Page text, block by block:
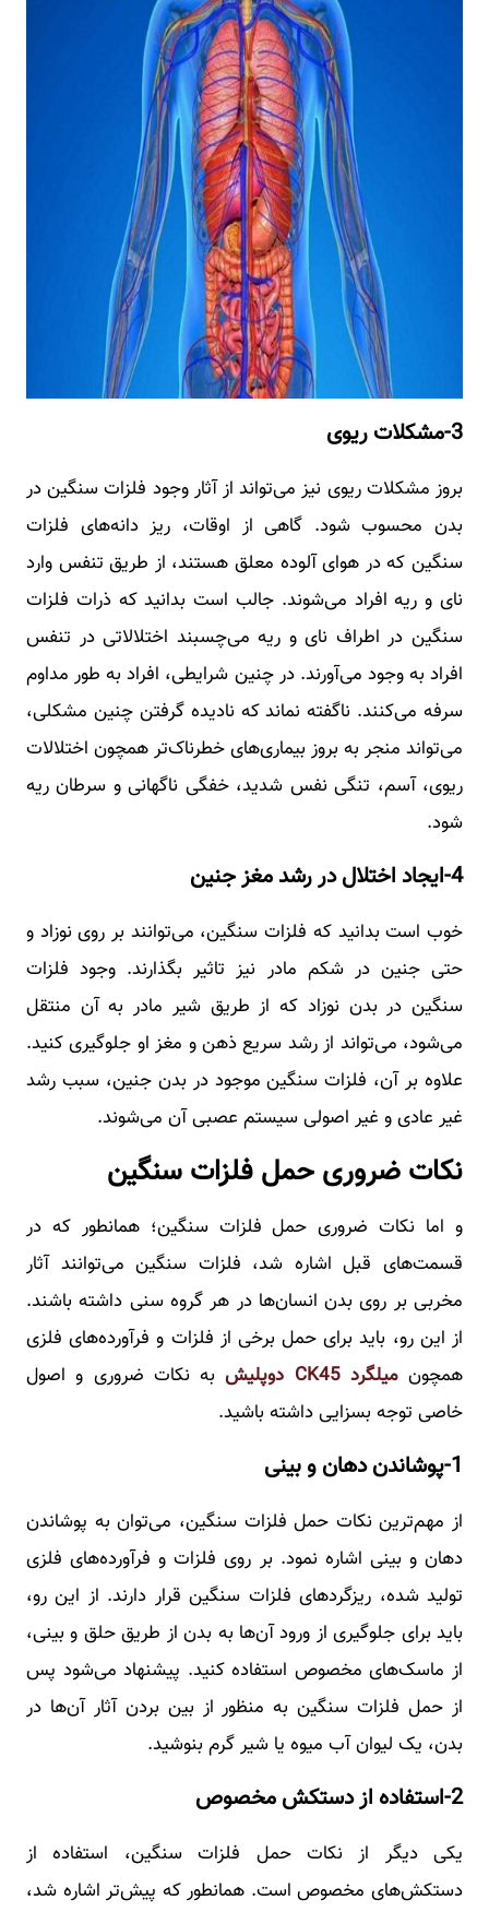
3-مشکلات ریوی
بروز مشکلات ریوی نیز می‌تواند از آثار وجود فلزات سنگین در
بدن محسوب شود. گاهی از اوقات، ریز دانه‌های فلزات
سنگین که در هوای آلوده معلق هستند، از طریق تنفس وارد
نای و ریه افراد می‌شوند. جالب است بدانید که ذرات فلزات
سنگین در اطراف نای و ریه می‌چسبند اختلالاتی در تنفس
افراد به وجود می‌آورند. در چنین شرایطی، افراد به طور مداوم
سرفه می‌کنند. ناگفته نماند که نادیده گرفتن چنین مشکلی،
می‌تواند منجر به بروز بیماری‌های خطرناک‌تر همچون اختلالات
ریوی، آسم، تنگی نفس شدید، خفگی ناگهانی و سرطان ریه
شود.
4-ایجاد اختلال در رشد مغز جنین
خوب است بدانید که فلزات سنگین، می‌توانند بر روی نوزاد و
حتی جنین در شکم مادر نیز تاثیر بگذارند. وجود فلزات
سنگین در بدن نوزاد که از طریق شیر مادر به آن منتقل
می‌شود، می‌تواند از رشد سریع ذهن و مغز او جلوگیری کنید.
علاوه بر آن، فلزات سنگین موجود در بدن جنین، سبب رشد
غیر عادی و غیر اصولی سیستم عصبی آن می‌شوند.
نکات ضروری حمل فلزات سنگین
و اما نکات ضروری حمل فلزات سنگین؛ همانطور که در
قسمت‌های قبل اشاره شد، فلزات سنگین می‌توانند آثار
مخربی بر روی بدن انسان‌ها در هر گروه سنی داشته باشند.
از این رو، باید برای حمل برخی از فلزات و فرآورده‌های فلزی
همچونمیلگرد CK45 دوپلیش
به نکات ضروری و اصول
خاصی توجه بسزایی داشته باشید.
1-پوشاندن دهان و بینی
از مهم‌ترین نکات حمل فلزات سنگین، می‌توان به پوشاندن
دهان و بینی اشاره نمود. بر روی فلزات و فرآورده‌های فلزی
تولید شده، ریزگردهای فلزات سنگین قرار دارند. از این رو،
باید برای جلوگیری از ورود آن‌ها به بدن از طریق حلق و بینی،
از ماسک‌های مخصوص استفاده کنید. پیشنهاد می‌شود پس
از حمل فلزات سنگین به منظور از بین بردن آثار آن‌ها در
بدن، یک لیوان آب میوه یا شیر گرم بنوشید.
2-استفاده از دستکش مخصوص
یکی دیگر از نکات حمل فلزات سنگین، استفاده از
دستکش‌های مخصوص است. همانطور که پیش‌تر اشاره شد،